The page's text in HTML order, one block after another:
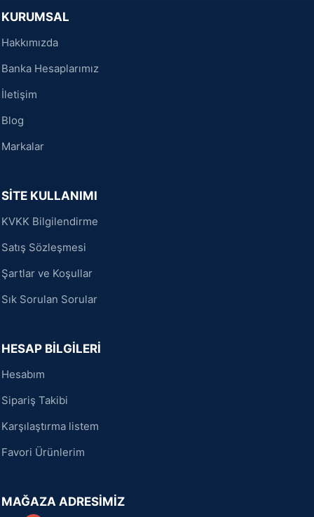
KURUMSAL
Hakkımızda
Banka Hesaplarımız
İletişim
Blog
Markalar
SİTE KULLANIMI
KVKK Bilgilendirme
Satış Sözleşmesi
Şartlar ve Koşullar
Sık Sorulan Sorular
HESAP BİLGİLERİ
Hesabım
Sipariş Takibi
Karşılaştırma listem
Favori Ürünlerim
MAĞAZA ADRESİMİZ